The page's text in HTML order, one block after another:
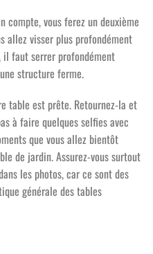
compte, vous ferez un deuxième
allez visser plus profondément
il faut serrer profondément
structure ferme.
table est prête. Retournez-la et
à faire quelques selfies avec
que vous allez bientôt
de jardin. Assurez-vous surtout
les photos, car ce sont des
générale des tables